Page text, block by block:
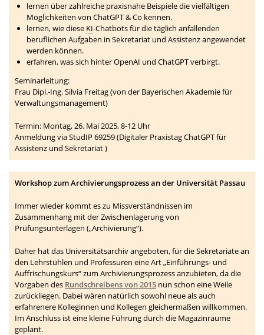
lernen über zahlreiche praxisnahe Beispiele die vielfältigen
Möglichkeiten von ChatGPT & Co kennen.
lernen, wie diese KI-Chatbots für die täglich anfallenden
beruflichen Aufgaben in Sekretariat und Assistenz angewendet
werden können.
erfahren, was sich hinter OpenAI und ChatGPT verbirgt.
Seminarleitung:
Frau Dipl.-Ing. Silvia Freitag (von der Bayerischen Akademie für
Verwaltungsmanagement)
Termin: Montag, 26. Mai 2025, 8-12 Uhr
Anmeldung via StudIP 69259 (Digitaler Praxistag ChatGPT für
Assistenz und Sekretariat )
Workshop zum Archivierungsprozess an der Universität Passau
Immer wieder kommt es zu Missverständnissen im
Zusammenhang mit der Zwischenlagerung von
Prüfungsunterlagen („Archivierung“).
Daher hat das Universitätsarchiv angeboten, für die Sekretariate an
den Lehrstühlen und Professuren eine Art „Einführungs- und
Auffrischungskurs“ zum Archivierungsprozess anzubieten, da die
Vorgaben des Rundschreibens von 2015 nun schon eine Weile
zurückliegen. Dabei wären natürlich sowohl neue als auch
erfahrenere Kolleginnen und Kollegen gleichermaßen willkommen.
Im Anschluss ist eine kleine Führung durch die Magazinräume
geplant.